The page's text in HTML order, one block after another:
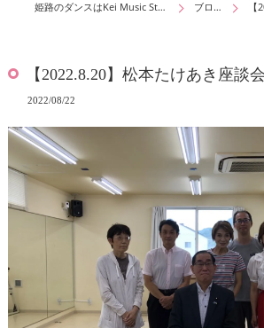
姫路のダンスはKei Music Street ブログ 【
【2022.8.20】松本たけあき座談会
2022/08/22